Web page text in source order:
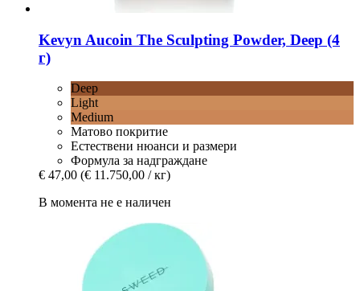
Kevyn Aucoin The Sculpting Powder, Deep (4
г)
Deep
Light
Medium
Матово покритие
Естествени нюанси и размери
Формула за надграждане
€ 47,00 (€ 11.750,00 / кг)
В момента не е наличен